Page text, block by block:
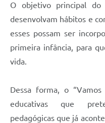
O objetivo principal do
desenvolvam hábitos e
esses possam ser
primeira infância, para
vida.
Dessa forma, o “Vamos
educativas que
pedagógicas que já